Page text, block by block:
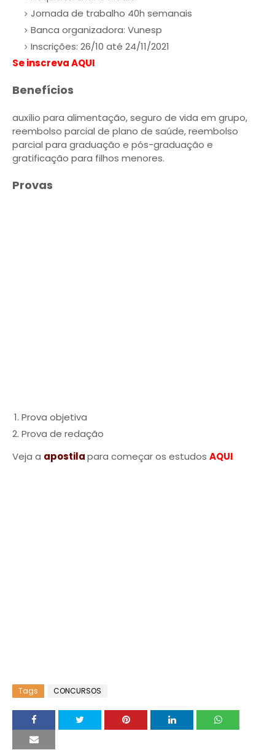
Jornada de trabalho 40h semanais
Banca organizadora: Vunesp
Inscrições: 26/10 até 24/11/2021
Se inscreva AQUI
Benefícios
auxílio para alimentação, seguro de vida em grupo,
reembolso parcial de plano de saúde, reembolso
parcial para graduação e pós-graduação e
gratificação para filhos menores.
Provas
Prova objetiva
Prova de redação
Veja a apostilapara começar os estudos AQUI
Tags CONCURSOS